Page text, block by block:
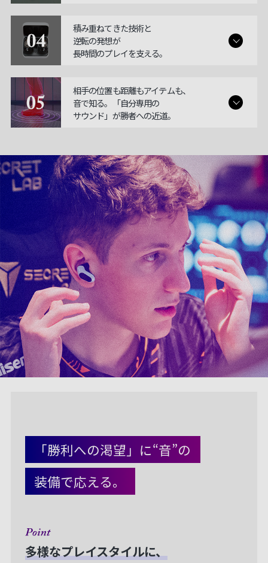
積み重ねてきた技術と
逆転の発想が
長時間のプレイを支える。
相手の位置も距離もアイテムも、
音で知る。「自分専用の
サウンド」が勝者への近道。
「勝利への渇望」に“音”の
装備で応える。
多様なプレイスタイルに、